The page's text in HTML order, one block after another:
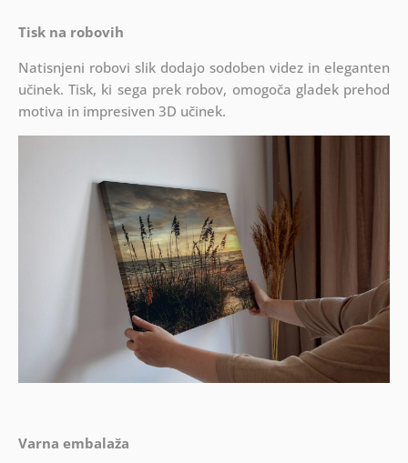
Tisk na robovih
Natisnjeni robovi slik dodajo sodoben videz in eleganten
učinek. Tisk, ki sega prek robov, omogoča gladek prehod
motiva in impresiven 3D učinek.
Varna embalaža